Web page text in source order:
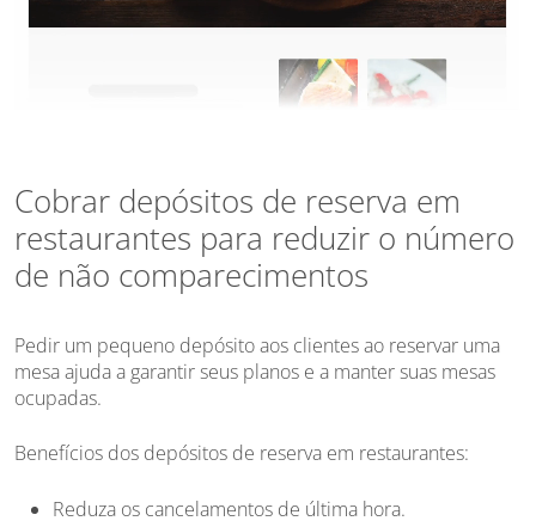
Cobrar depósitos de reserva em
restaurantes para reduzir o número
de não comparecimentos
Pedir um pequeno depósito aos clientes ao reservar uma
mesa ajuda a garantir seus planos e a manter suas mesas
ocupadas.
Benefícios dos depósitos de reserva em restaurantes:
Reduza os cancelamentos de última hora.